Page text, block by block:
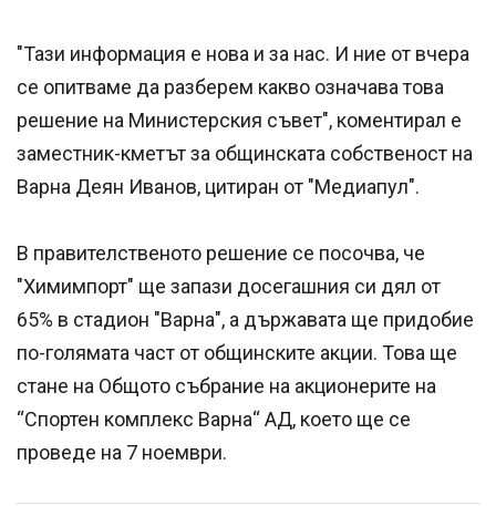
"Тази информация е нова и за нас. И ние от вчера
се опитваме да разберем какво означава това
решение на Министерския съвет", коментирал е
заместник-кметът за общинската собственост на
Варна Деян Иванов, цитиран от "Медиапул".
В правителственото решение се посочва, че
"Химимпорт" ще запази досегашния си дял от
65% в стадион "Варна", а държавата ще придобие
по-голямата част от общинските акции. Това ще
стане на Общото събрание на акционерите на
“Спортен комплекс Варна“ АД, което ще се
проведе на 7 ноември.